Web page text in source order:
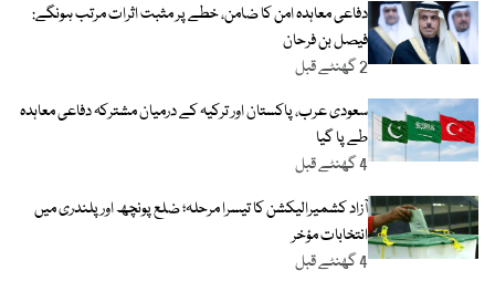
دفاعی معاہدہ امن کا ضامن، خطے پر مثبت اثرات مرتب ہونگے:
فیصل بن فرحان
2 گھنٹے قبل
سعودی عرب، پاکستان اور ترکیہ کے درمیان مشترکہ دفاعی معاہدہ
طے پا گیا
4 گھنٹے قبل
آزاد کشمیرالیکشن کا تیسرا مرحلہ؛ ضلع پونچھ اور پلندری میں
انتخابات مؤخر
4 گھنٹے قبل